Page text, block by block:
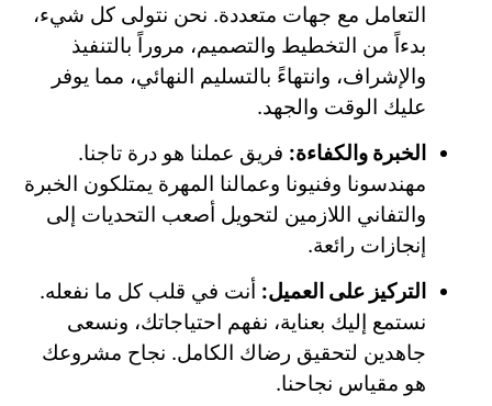
التعامل مع جهات متعددة. نحن نتولى كل شيء،
بدءاً من التخطيط والتصميم، مروراً بالتنفيذ
والإشراف، وانتهاءً بالتسليم النهائي، مما يوفر
عليك الوقت والجهد.
الخبرة والكفاءة: فريق عملنا هو درة تاجنا.
مهندسونا وفنيونا وعمالنا المهرة يمتلكون الخبرة
والتفاني اللازمين لتحويل أصعب التحديات إلى
إنجازات رائعة.
التركيز على العميل: أنت في قلب كل ما نفعله.
نستمع إليك بعناية، نفهم احتياجاتك، ونسعى
جاهدين لتحقيق رضاك الكامل. نجاح مشروعك
هو مقياس نجاحنا.